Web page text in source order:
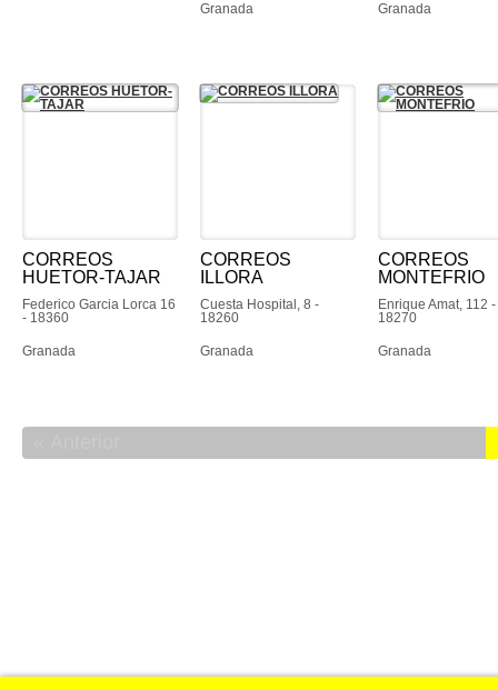
Granada Granada
CORREOS
HUETOR-TAJAR
Federico Garcia Lorca 16
- 18360
Granada
CORREOS
ILLORA
Cuesta Hospital, 8 -
18260
Granada
CORREOS
MONTEFRIO
Enrique Amat, 112 -
18270
Granada